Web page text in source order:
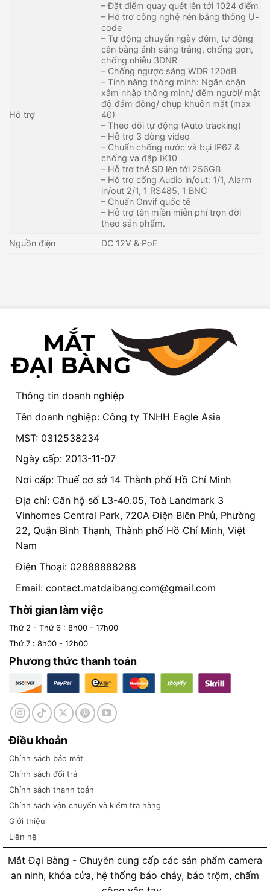
Hỗ trợ
– Đặt điểm quay quét lên tới 1024 điểm
– Hỗ trợ công nghệ nén băng thông U-
code
– Tự động chuyển ngày đêm, tự động
cân bằng ánh sáng trắng, chống gợn,
chống nhiễu 3DNR
– Chống ngược sáng WDR 120dB
– Tính năng thông minh: Ngăn chặn
xâm nhập thông minh/ đếm người/ mật
độ đám đông/ chụp khuôn mặt (max
40)
– Theo dõi tự động (Auto tracking)
– Hỗ trợ 3 dòng video
– Chuẩn chống nước và bụi IP67 &
chống va đập IK10
– Hỗ trợ thẻ SD lên tới 256GB
– Hỗ trợ cổng Audio in/out: 1/1, Alarm
in/out 2/1, 1 RS485, 1 BNC
– Chuẩn Onvif quốc tế
– Hỗ trợ tên miền miễn phí trọn đời
theo sản phẩm.
Nguồn điện
DC 12V & PoE
Thông tin doanh nghiệp
Tên doanh nghiệp: Công ty TNHH Eagle Asia
MST: 0312538234
Ngày cấp: 2013-11-07
Nơi cấp: Thuế cơ sở 14 Thành phố Hồ Chí Minh
Địa chỉ: Căn hộ số L3-40.05, Toà Landmark 3
Vinhomes Central Park, 720A Điện Biên Phủ, Phường
22, Quận Bình Thạnh, Thành phố Hồ Chí Minh, Việt
Nam
Điện Thoại: 02888888288
Email: contact.matdaibang.com@gmail.com
Thời gian làm việc
Thứ 2 - Thứ 6 : 8h00 - 17h00
Thứ 7 : 8h00 - 12h00
Phương thức thanh toán
Điều khoản
Chính sách bảo mật
Chính sách đổi trả
Chính sách thanh toán
Chính sách vận chuyển và kiểm tra hàng
Giới thiệu
Liên hệ
Mắt Đại Bàng - Chuyên cung cấp các sản phẩm camera
an ninh, khóa cửa, hệ thống báo cháy, báo trộm, chấm